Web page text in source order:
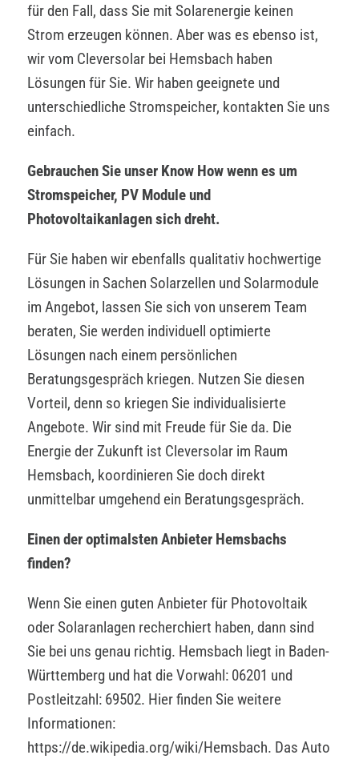
für den Fall, dass Sie mit Solarenergie keinen
Strom erzeugen können. Aber was es ebenso ist,
wir vom Cleversolar bei Hemsbach haben
Lösungen für Sie. Wir haben geeignete und
unterschiedliche Stromspeicher, kontakten Sie uns
einfach.
Gebrauchen Sie unser Know How wenn es um
Stromspeicher, PV Module und
Photovoltaikanlagen sich dreht.
Für Sie haben wir ebenfalls qualitativ hochwertige
Lösungen in Sachen Solarzellen und Solarmodule
im Angebot, lassen Sie sich von unserem Team
beraten, Sie werden individuell optimierte
Lösungen nach einem persönlichen
Beratungsgespräch kriegen. Nutzen Sie diesen
Vorteil, denn so kriegen Sie individualisierte
Angebote. Wir sind mit Freude für Sie da. Die
Energie der Zukunft ist Cleversolar im Raum
Hemsbach, koordinieren Sie doch direkt
unmittelbar umgehend ein Beratungsgespräch.
Einen der optimalsten Anbieter Hemsbachs
finden?
Wenn Sie einen guten Anbieter für Photovoltaik
oder Solaranlagen recherchiert haben, dann sind
Sie bei uns genau richtig. Hemsbach liegt in Baden-
Württemberg und hat die Vorwahl: 06201 und
Postleitzahl: 69502. Hier finden Sie weitere
Informationen:
https://de.wikipedia.org/wiki/Hemsbach. Das Auto